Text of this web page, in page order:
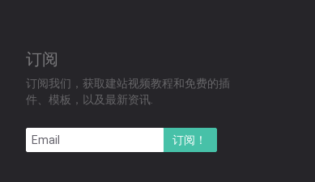
订阅
订阅我们，获取建站视频教程和免费的插
件、模板，以及最新资讯.
订阅！